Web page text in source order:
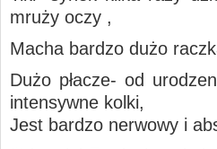
mruży oczy ,
Macha bardzo dużo
Dużo płacze- od
intensywne kolki,
Jest bardzo nerwowy i